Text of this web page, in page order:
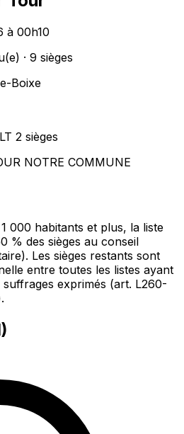
à 00h10
· 9 sièges
Boixe
2 sièges
NOTRE COMMUNE
000 habitants et plus, la liste
% des sièges au conseil
Les sièges restants sont
entre toutes les listes ayant
exprimés (art. L260-
)